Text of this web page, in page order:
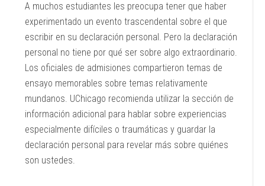
A muchos estudiantes les preocupa tener que haber
experimentado un evento trascendental sobre el que
escribir en su declaración personal. Pero la declaración
personal no tiene por qué ser sobre algo extraordinario.
Los oficiales de admisiones compartieron temas de
ensayo memorables sobre temas relativamente
mundanos. UChicago recomienda utilizar la sección de
información adicional para hablar sobre experiencias
especialmente difíciles o traumáticas y guardar la
declaración personal para revelar más sobre quiénes
son ustedes.